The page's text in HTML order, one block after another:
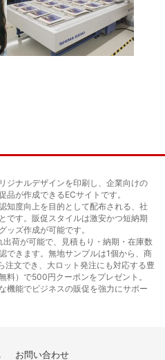
ジナルデザインを印刷し、企業向けの
が作成できるECサイトです。
知度向上を目的として配布される、社
です。販促スタイルは激安かつ短納期
ッズ作成が可能です。
荷が可能で、見積もり・納期・在庫数
できます。無地サンプルは1個から、商
文でき、大ロット発注にも対応する豊
料）で500円クーポンをプレゼント。
機能でビジネスの販促を強力にサポー
お問い合わせ